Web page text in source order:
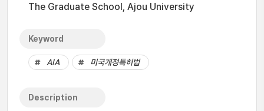
The Graduate School, Ajou University
Keyword
AIA 미국개정특허법
Description